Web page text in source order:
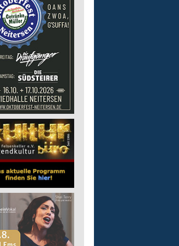
Auslieferungsfahrer/-in
für Mittagessen
Lebenshilfe im Landkreis
GmbH
57632 Flammersfeld